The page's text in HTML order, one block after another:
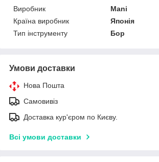
Виробник
Mani
Країна виробник
Японія
Тип інструменту
Бор
Умови доставки
Нова Пошта
Самовивіз
Доставка кур'єром по Києву.
Всі умови доставки